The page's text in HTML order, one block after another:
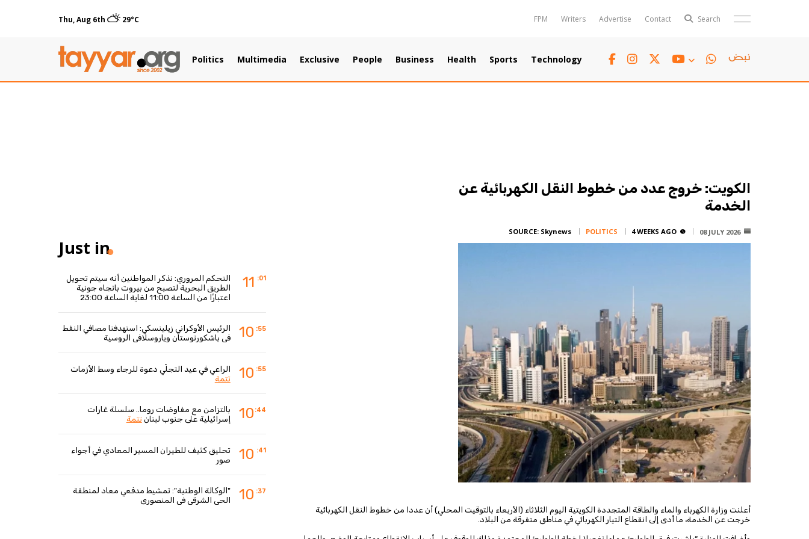
Thu, Aug 6th 29°C FPM Writers Advertise Contact Search
Polls
Politics Multimedia Exclusive People Business Health Sports Technology
TTV
الكويت: خروج عدد من خطوط النقل الكهربائية عن
الخدمة
08 JULY 2026
4 WEEKS AGO
POLITICS
SOURCE: Skynews
أعلنت وزارة الكهرباء ‌والماء والطاقة المتجددة الكويتية اليوم الثلاثاء (الأربعاء بالتوقيت المحلي) أن عددا من خطوط النقل الكهربائية
خرجت عن الخدمة، ما أدى إلى انقطاع التيار الكهربائي في مناطق متفرقة من البلاد.
Just in
11 :01
التحكم المروري: نذكر المواطنين أنه سيتم تحويل
الطريق البحرية لتصبح من بيروت باتجاه جونية
اعتبارًا من الساعة 11:00 لغاية الساعة 23:00
10 :55
الرئيس الأوكراني زيلينسكي: استهدفنا مصافي النفط
في باشكورتوستان وياروسلافي الروسية
10 :55
الراعي في عيد التجلّي دعوة للرجاء وسط الأزمات
تتمة
10 :44
بالتزامن مع مفاوضات روما.. سلسلة غارات
إسرائيلية على جنوب لبنانتتمة
10 :41
تحليق كثيف للطيران المسير المعادي في أجواء
صور
10 :37
"الوكالة الوطنية": تمشيط مدفعي معاد لمنطقة
الحي الشرقي في المنصوري